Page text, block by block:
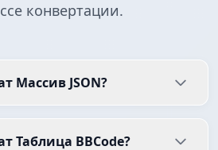
конвертации.
Массив JSON?
Таблица BBCode?